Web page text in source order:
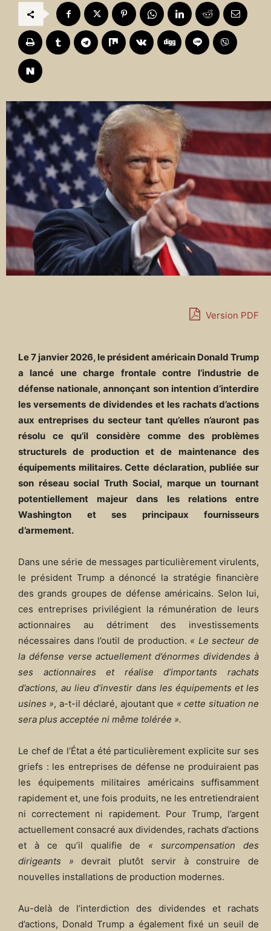
Version PDF
Le 7 janvier 2026, le président américain Donald Trump
a lancé une charge frontale contre l’industrie de
défense nationale, annonçant son intention d’interdire
les versements de dividendes et les rachats d’actions
aux entreprises du secteur tant qu’elles n’auront pas
résolu ce qu’il considère comme des problèmes
structurels de production et de maintenance des
équipements militaires. Cette déclaration, publiée sur
son réseau social Truth Social, marque un tournant
potentiellement majeur dans les relations entre
Washington et ses principaux fournisseurs
d’armement.
Dans une série de messages particulièrement virulents,
le président Trump a dénoncé la stratégie financière
des grands groupes de défense américains. Selon lui,
ces entreprises privilégient la rémunération de leurs
actionnaires au détriment des investissements
nécessaires dans l’outil de production. « Le secteur de
la défense verse actuellement d’énormes dividendes à
ses actionnaires et réalise d’importants rachats
d’actions, au lieu d’investir dans les équipements et les
usines », a-t-il déclaré, ajoutant que « cette situation ne
sera plus acceptée ni même tolérée ».
Le chef de l’État a été particulièrement explicite sur ses
griefs : les entreprises de défense ne produiraient pas
les équipements militaires américains suffisamment
rapidement et, une fois produits, ne les entretiendraient
ni correctement ni rapidement. Pour Trump, l’argent
actuellement consacré aux dividendes, rachats d’actions
et à ce qu’il qualifie de « surcompensation des
dirigeants » devrait plutôt servir à construire de
nouvelles installations de production modernes.
Au-delà de l’interdiction des dividendes et rachats
d’actions, Donald Trump a également fixé un seuil de